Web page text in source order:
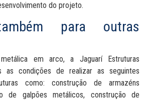
do projeto.
para outras
em arco, a Jaguarí Estruturas
as condições de realizar as seguintes
como: construção de armazéns
de galpões metálicos, construção de